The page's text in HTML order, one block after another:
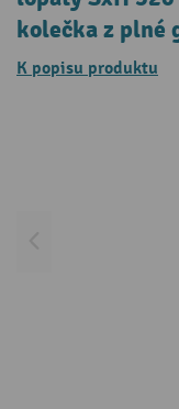
kolečka z plné
K popisu produktu